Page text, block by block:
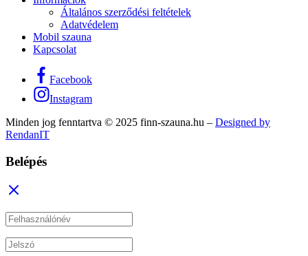
Általános szerződési feltételek
Adatvédelem
Mobil szauna
Kapcsolat
Facebook
Instagram
Minden jog fenntartva © 2025 finn-szauna.hu – Designed by
RendanIT
Belépés